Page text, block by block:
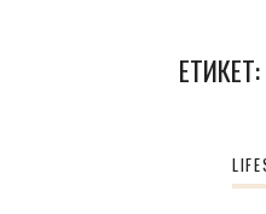
ЕТИКЕТ: